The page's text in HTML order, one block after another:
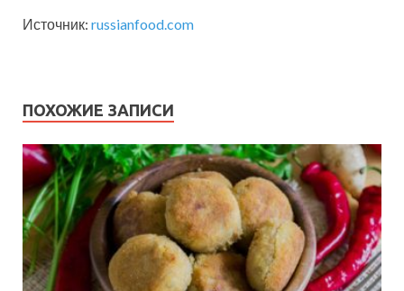
Источник: russianfood.com
ПОХОЖИЕ ЗАПИСИ